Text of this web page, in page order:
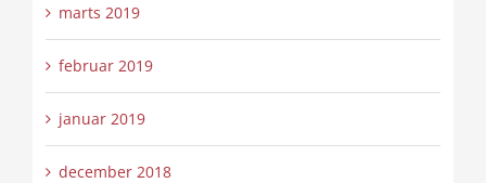
marts 2019
februar 2019
januar 2019
december 2018